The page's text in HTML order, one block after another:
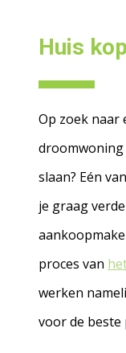
Huis
Op zoek naar
droomwoning
slaan? Eén
je graag
proces van
werken
voor de beste